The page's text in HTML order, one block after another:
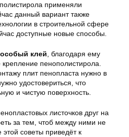
применяли
данный вариант также
в строительной сфере
доступные новые способы.
особый клей, благодаря ему
пенополистирола.
плит пенопласта нужно в
удостовериться, что
и чистую поверхность.
листочков друг на
за тем, чтоб между ними не
советы приведёт к